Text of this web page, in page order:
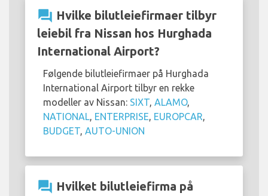
question_answer Hvilke bilutleiefirmaer tilbyr
leiebil fra Nissan hos Hurghada
International Airport?
Følgende bilutleiefirmaer på Hurghada
International Airport tilbyr en rekke
modeller av Nissan: SIXT ALAMO,
NATIONAL
ENTERPRISE EUROPCAR
BUDGET AUTO-UNION
question_answer Hvilket bilutleiefirma på